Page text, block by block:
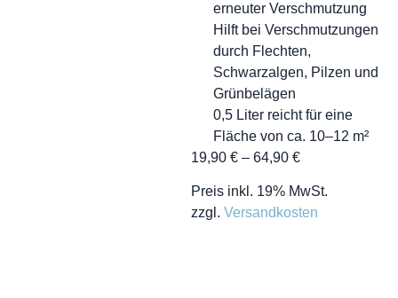
erneuter Verschmutzung
Hilft bei Verschmutzungen
durch Flechten,
Schwarzalgen, Pilzen und
Grünbelägen
0,5 Liter reicht für eine
Fläche von ca. 10–12 m²
19,90€ –64,90€
Preis inkl. 19% MwSt.
zzgl.Versandkosten